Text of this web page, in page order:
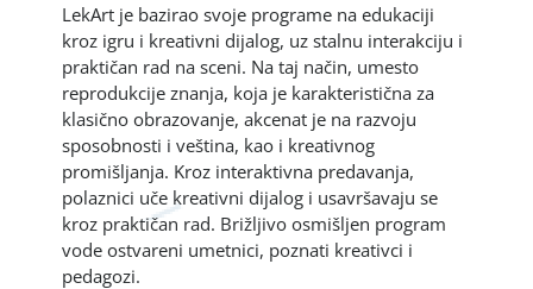
LekArt je bazirao svoje programe na edukaciji
kroz igru i kreativni dijalog, uz stalnu interakciju i
praktičan rad na sceni. Na taj način, umesto
reprodukcije znanja, koja je karakteristična za
klasično obrazovanje, akcenat je na razvoju
sposobnosti i veština, kao i kreativnog
promišljanja. Kroz interaktivna predavanja,
polaznici uče kreativni dijalog i usavršavaju se
kroz praktičan rad. Brižljivo osmišljen program
vode ostvareni umetnici, poznati kreativci i
pedagozi.